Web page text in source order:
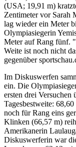
(USA; 19,91 m)
Zentimeter vor Sarah
lag wieder ein Meter
Olympiasiegerin
Meter auf Rang fünf.
Weite ist noch nicht
gegenüber
Im Diskuswerfen
ein. Die
ersten drei
Tagesbestweite:
noch für Rang eins
Klinken (66,57 m)
Amerikanerin
Diskuswerferin war